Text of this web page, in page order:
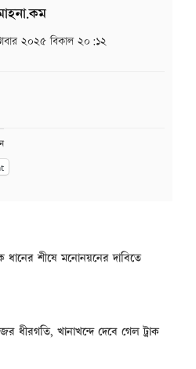
২০২৫ বিকাল ২০:১২
ধানের শীষে মনোনয়নের দাবিতে
ধীরগতি, খানাখন্দে দেবে গেল ট্রাক